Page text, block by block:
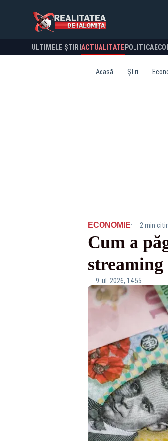
ULTIMELE ȘTIRI ACTUALITATE POLITICA
Acasă Știri
ECONOMIE· 2 min
Cum a
streaming
9 iul. 2026, 14:55